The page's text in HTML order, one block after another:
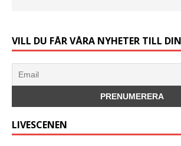
VILL DU FÅR VÅRA NYHETER TILL
LIVESCENEN